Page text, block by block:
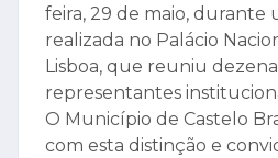
feira, 29 de maio, durante
realizada no Palácio
Lisboa, que reuniu
representantes
O Município de Castelo
com esta distinção e